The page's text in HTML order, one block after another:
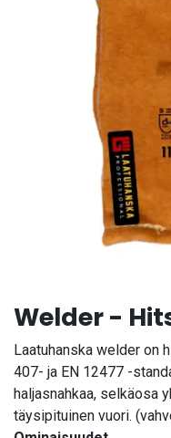
Welder -
Laatuhanska welder on
407- ja EN 12477 -
haljasnahkaa, selkäosa
täysipituinen vuori.